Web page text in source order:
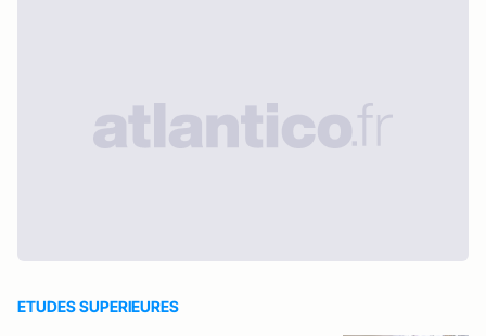
ETUDES SUPERIEURES